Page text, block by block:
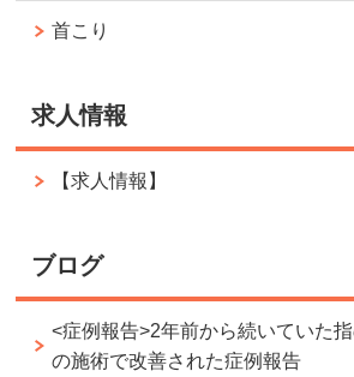
首こり
求人情報
【求人情報】
ブログ
<症例報告>2年前から続いていた
の施術で改善された症例報告